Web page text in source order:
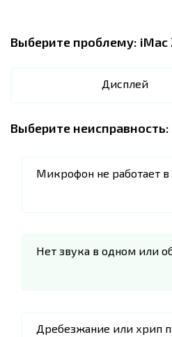
Выберите проблему: iMac
Дисплей
Выберите неисправность:
Микрофон не работает в
Нет звука в одном или
Дребезжание или хрип